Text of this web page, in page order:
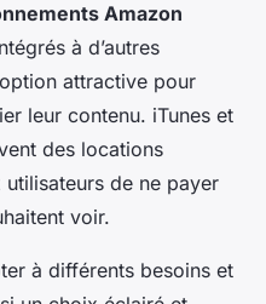
Amazon
à d’autres
attractive pour
leur contenu. iTunes et
des locations
de ne payer
voir.
à différents besoins et